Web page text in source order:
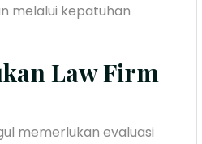
melalui kepatuhan
Law Firm
memerlukan evaluasi